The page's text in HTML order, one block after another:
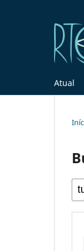
Atual